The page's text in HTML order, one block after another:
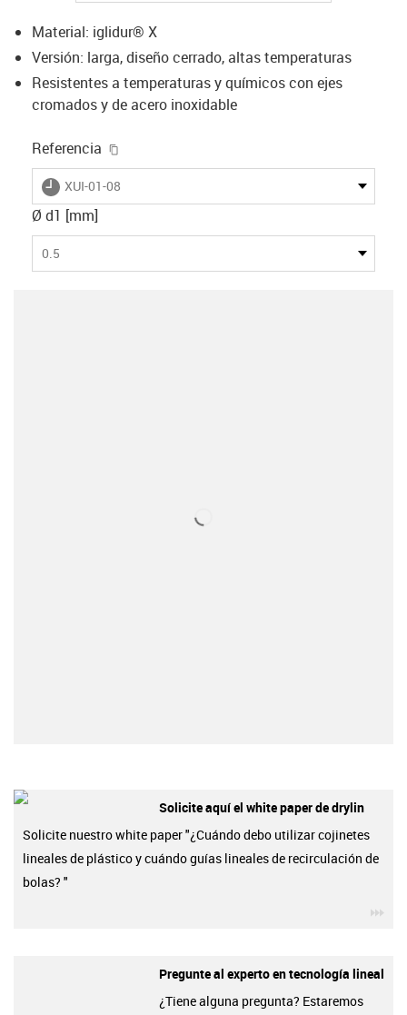
Material: iglidur® X
Versión: larga, diseño cerrado, altas temperaturas
Resistentes a temperaturas y químicos con ejes
cromados y de acero inoxidable
Referencia
igus-icon-lieferzeit
XUI-01-08
Ø d1 [mm]
0.5
Solicite aquí el white paper de drylin
Solicite nuestro white paper "¿Cuándo debo utilizar cojinetes
lineales de plástico y cuándo guías lineales de recirculación de
bolas? "
Pregunte al experto en tecnología lineal
¿Tiene alguna pregunta? Estaremos